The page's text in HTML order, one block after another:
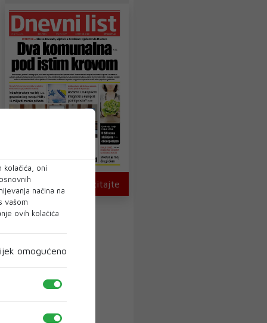
U novom broju pročitajte
oni
načina na
vašom
ovih kolačića
omogućeno